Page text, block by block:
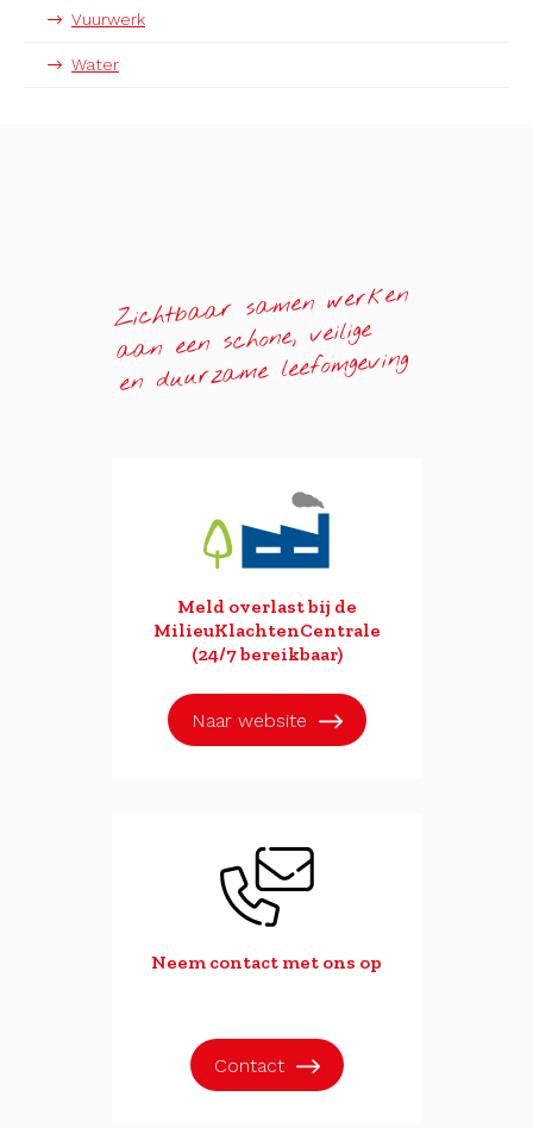
Vuurwerk
Water
Zichtbaar samen werken
aan een schone, veilige
en duurzame leefomgeving
Meld overlast bij de
MilieuKlachtenCentrale
(24/7 bereikbaar)
Naar website
Neem contact met ons op
Contact